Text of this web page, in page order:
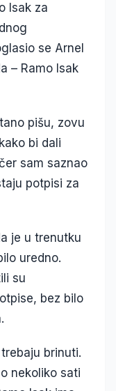
Isak za
se Arnel
– Ramo Isak
pišu, zovu
bi dali
sam saznao
potpisi za
je u trenutku
uredno.
su
bez bilo
brinuti.
nekoliko sati